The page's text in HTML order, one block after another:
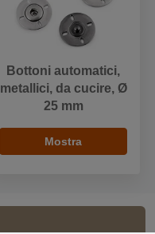
Bottoni automatici,
metallici, da cucire, Ø
25 mm
Mostra